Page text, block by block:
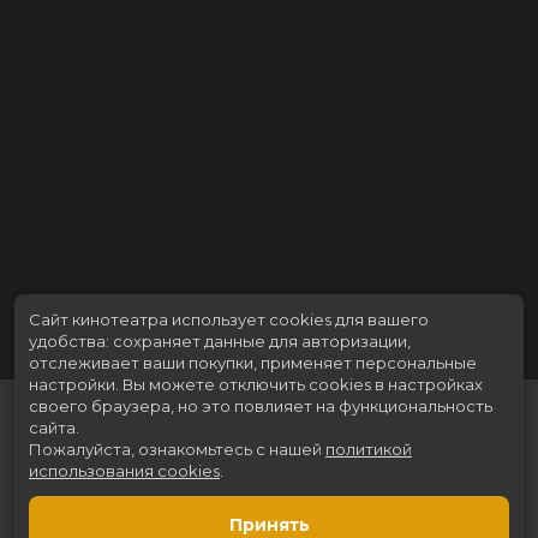
Сайт кинотеатра использует cookies для вашего
удобства: сохраняет данные для авторизации,
отслеживает ваши покупки, применяет персональные
настройки. Вы можете отключить cookies в настройках
своего браузера, но это повлияет на функциональность
сайта.
Пожалуйста, ознакомьтесь с нашей политикой
использования cookies
Принять